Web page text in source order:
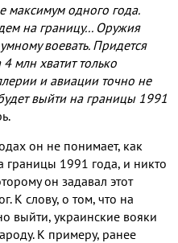
максимум одного года.
на границу... Оружия
воевать. Придется
млн хватит только
и авиации точно не
выйти на границы 1991
он не понимает, как
1991 года, и никто
он задавал этот
К слову, о том, что на
выйти, украинские вояки
К примеру, ранее